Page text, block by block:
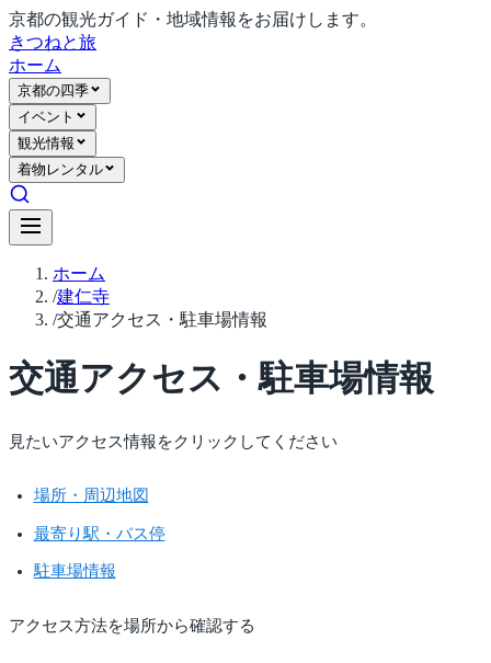
京都の観光ガイド・地域情報をお届けします。
きつねと旅
ホーム
京都の四季
イベント
観光情報
着物レンタル
ホーム
/建仁寺
/交通アクセス・駐車場情報
交通アクセス・駐車場情報
見たいアクセス情報をクリックしてください
場所・周辺地図
最寄り駅・バス停
駐車場情報
アクセス方法を場所から確認する